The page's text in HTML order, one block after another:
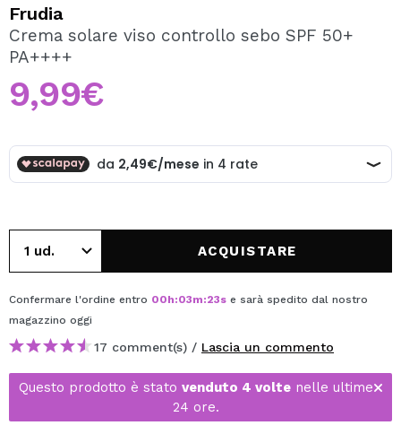
Creando un account su Maquibeauty.it potrai fare i tuoi
acquisti velocemente, controllare lo stato dei tuoi ordini e
Frudia
Crema solare viso controllo sebo SPF 50+
PA++++
9,99€
ACQUISTARE
Confermare l'ordine entro 00h:03m:23s e sarà spedito dal nostro
magazzino oggi
17 comment(s) / Lascia un commento
Questo prodotto è stato venduto 4 volte nelle ultime
24 ore.